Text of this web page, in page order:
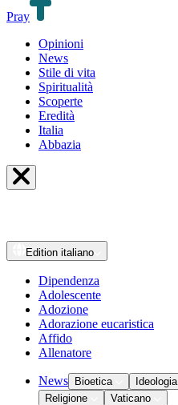
Pray
Opinioni
News
Stile di vita
Spiritualità
Scoperte
Eredità
Italia
Abbazia
Edition italiano
Dipendenza
Adolescente
Adozione
Adorazione eucaristica
Affido
Allenatore
News Bioetica Ideologia
Religione
Vaticano